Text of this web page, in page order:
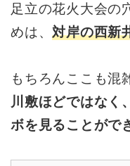
足立の花火大会の
めは、対岸の西新
もちろんここも混
川敷ほどではなく
ボを見ることがで